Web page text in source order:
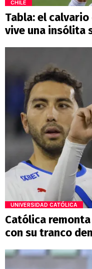
CHILE
Tabla: el
vive una insólita
UNIVERSIDAD CATÓLICA
Católica
con su tranco